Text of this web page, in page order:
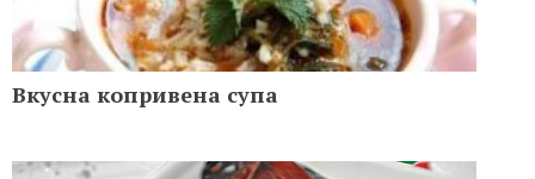
Вкусна копривена супа